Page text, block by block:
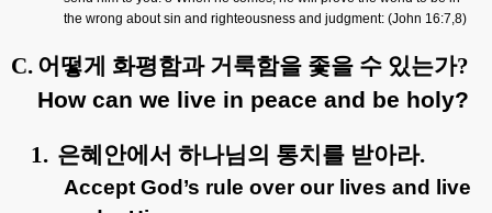
the wrong about sin and righteousness and judgment: (John 16:7,8)
C. 어떻게 화평함과 거룩함을 좇을 수 있는가?
How can we live in peace and be holy?
1. 은혜안에서 하나님의 통치를 받아라.
Accept God’s rule over our lives and live